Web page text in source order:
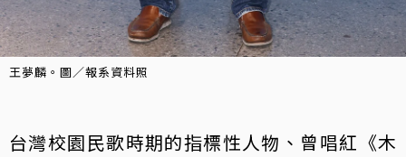
王夢麟。圖／報系資料照
台灣校園民歌時期的指標性人物、曾唱紅《木